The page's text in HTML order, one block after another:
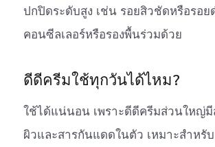
ปกปิดระดับสูง เช่น รอยสิวชัดหรือรอย
คอนซีลเลอร์หรือรองพื้นร่วมด้วย
ดีดีครีมใช้ทุกวันได้ไหม?
ใช้ได้แน่นอน เพราะดีดีครีมส่วนใหญ่มี
ผิวและสารกันแดดในตัว เหมาะสำหรั